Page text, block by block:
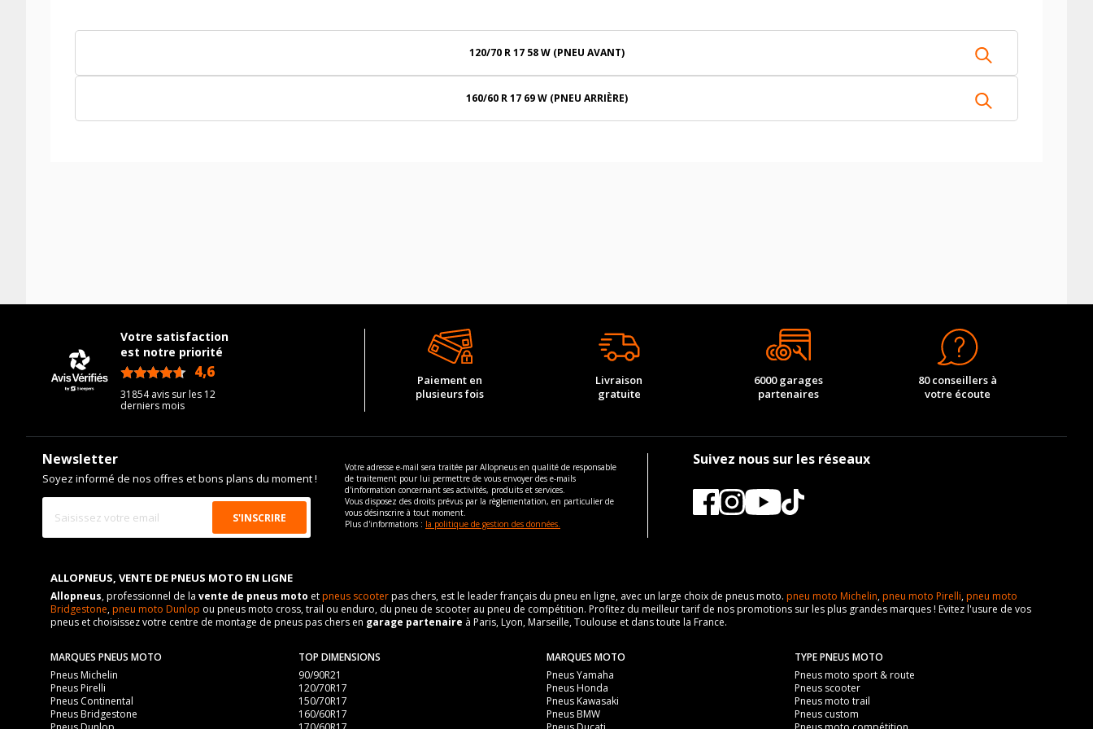
120/70 R 17 58 W (PNEU AVANT)
160/60 R 17 69 W (PNEU ARRIÈRE)
Votre satisfaction
est notre priorité
4,6
31854 avis sur les 12
derniers mois
Paiement en
plusieurs fois
Livraison
gratuite
6000 garages
partenaires
80 conseillers à
votre écoute
Newsletter
Soyez informé de nos offres et bons plans du moment !
Votre adresse e-mail sera traitée par Allopneus en qualité de responsable
de traitement pour lui permettre de vous envoyer des e-mails
d'information concernant ses activités, produits et services.
Vous disposez des droits prévus par la règlementation, en particulier de
vous désinscrire à tout moment.
Plus d'informations : la politique de gestion des données.
Suivez nous sur les réseaux
ALLOPNEUS, VENTE DE PNEUS MOTO EN LIGNE
Allopneus, professionnel de la vente de pneus moto etpneus scooterpas chers, est le leader français du pneu en ligne, avec un large choix de pneus moto. pneu moto Michelin,pneu moto Pirelli,pneu moto
Bridgestone,pneu moto Dunlop ou pneus moto cross, trail ou enduro, du pneu de scooter au pneu de compétition. Profitez du meilleur tarif de nos promotions sur les plus grandes marques ! Evitez l'usure de vos
pneus et choisissez votre centre de montage de pneus pas chers en garage partenaire à Paris, Lyon, Marseille, Toulouse et dans toute la France.
MARQUES PNEUS MOTO
Pneus Michelin
Pneus Pirelli
Pneus Continental
Pneus Bridgestone
TOP DIMENSIONS
90/90R21
120/70R17
150/70R17
160/60R17
MARQUES MOTO
Pneus Yamaha
Pneus Honda
Pneus Kawasaki
Pneus BMW
TYPE PNEUS MOTO
Pneus moto sport & route
Pneus scooter
Pneus moto trail
Pneus custom